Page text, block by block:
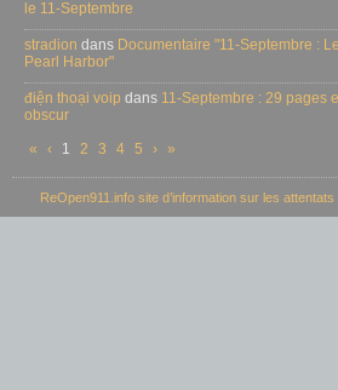
le 11-Septembre
stradion dans Documentaire "11-Septembre :
Pearl Harbor"
điện thoại voip dans 11-Septembre : 29 pages
obscur
«
‹ 1 2 3 4 5 › »
ReOpen911.info site d’information sur les